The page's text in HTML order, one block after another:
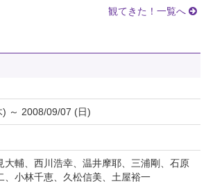
観てきた！一覧へ
～ 2008/09/07 (日)
大輔、西川浩幸、温井摩耶、三浦剛、石原
、小林千恵、久松信美、土屋裕一